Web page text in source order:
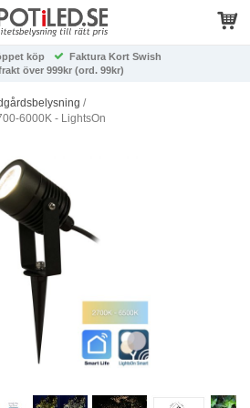
köp
Faktura Kort Swish
över 999kr (ord. 99kr)
/
6000K - LightsOn